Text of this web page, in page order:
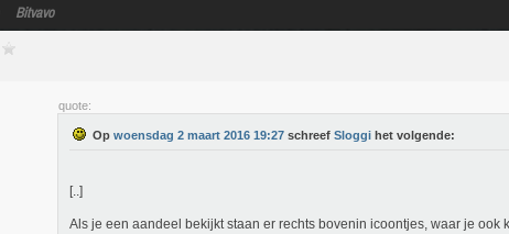
Bitvavo
quote:
Op woensdag 2 maart 2016 19:27 schreef Sloggi het volgende:
[..]
Als je een aandeel bekijkt staan er rechts bovenin icoontjes, waar je ook